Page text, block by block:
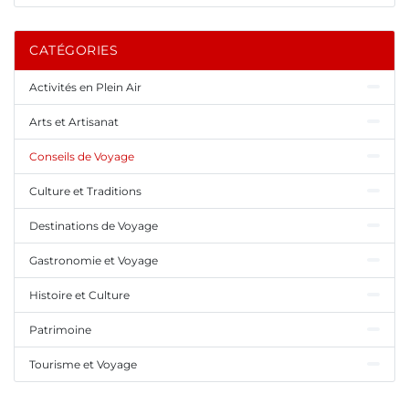
CATÉGORIES
Activités en Plein Air
Arts et Artisanat
Conseils de Voyage
Culture et Traditions
Destinations de Voyage
Gastronomie et Voyage
Histoire et Culture
Patrimoine
Tourisme et Voyage